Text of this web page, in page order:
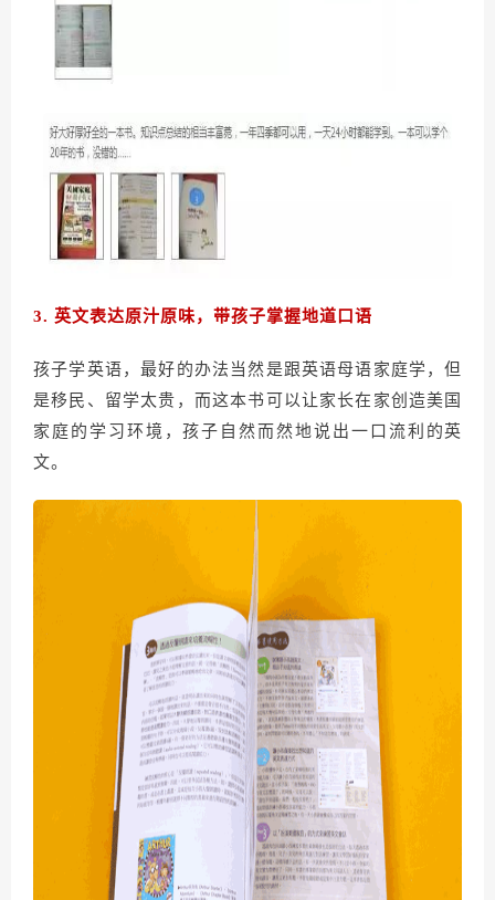
3. 英文表达原汁原味，带孩子掌握地道口语
孩子学英语，最好的办法当然是跟英语母语家庭学，但
是移民、留学太贵，而这本书可以让家长在家创造美国
家庭的学习环境，孩子自然而然地说出一口流利的英
文。